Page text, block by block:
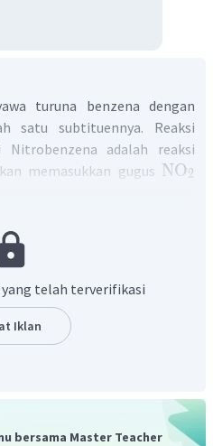
turuna benzena dengan
satu subtituennya. Reaksi
Nitrobenzena adalah reaksi
memasukkan gugus NO2
dapat dibuat dengan
HNO
B.
yang telah terverifikasi
Iklan
bersama Master Teacher